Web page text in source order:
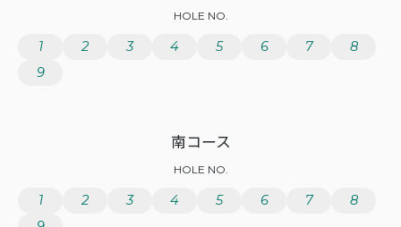
HOLE NO.
1 2 3 4 5 6 7
8
9
南コース
HOLE NO.
1 2 3 4 5 6 7
8